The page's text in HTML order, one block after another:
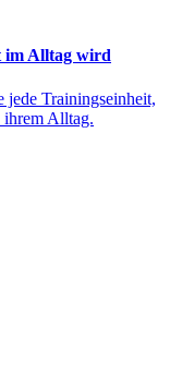
im Alltag wird
jede Trainingseinheit,
Alltag.